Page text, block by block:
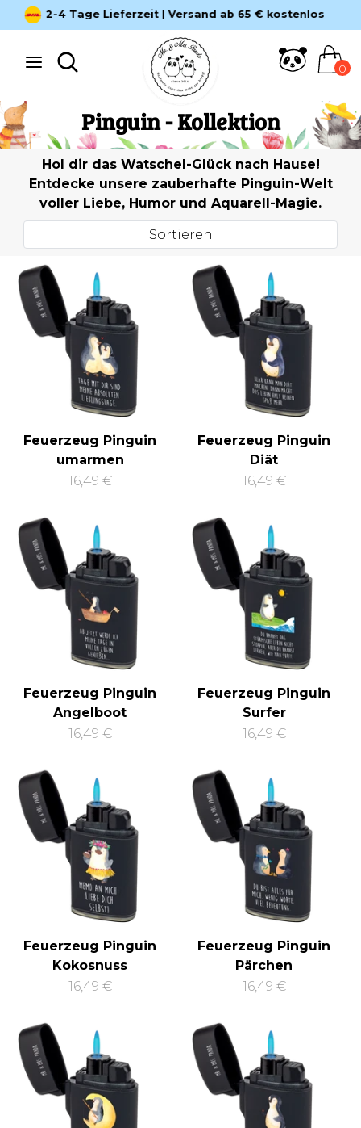
Direkt
zum
4.78 / 5.00 auf 12.295 Bewertungen
Suche
0
SuchenSuche
Pinguin - Kollektion
Hol dir das Watschel-Glück nach Hause!
Entdecke unsere zauberhafte Pinguin-Welt
voller Liebe, Humor und Aquarell-Magie.
Sortieren
Feuerzeug Pinguin
umarmen
16,49 €
Feuerzeug Pinguin
Diät
16,49 €
Feuerzeug Pinguin
Angelboot
16,49 €
Feuerzeug Pinguin
Surfer
16,49 €
Feuerzeug Pinguin
Kokosnuss
16,49 €
Feuerzeug Pinguin
Pärchen
16,49 €